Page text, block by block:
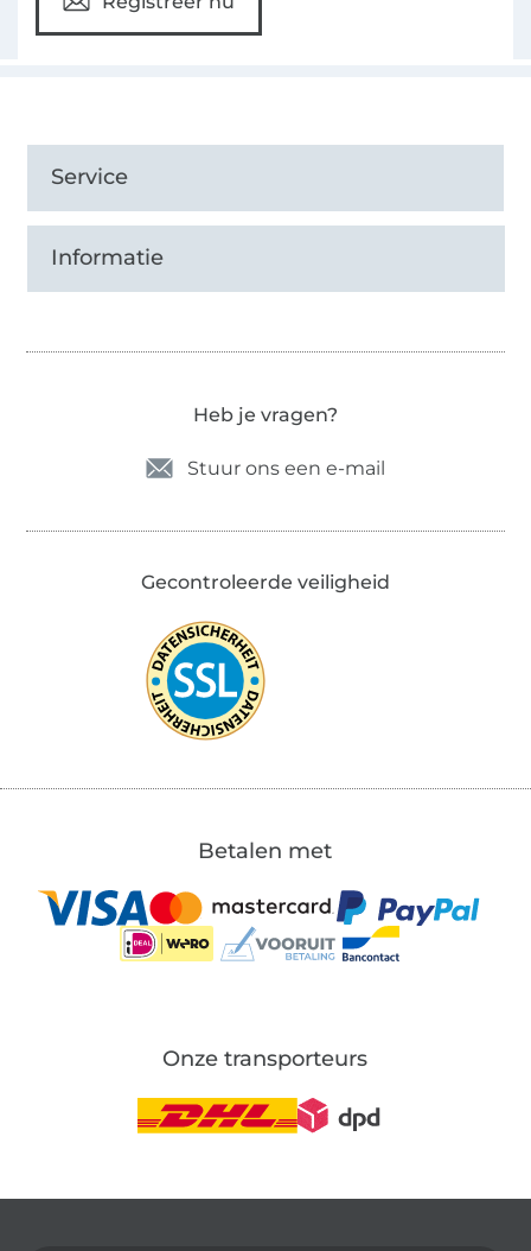
Service
Informatie
Heb je vragen?
Stuur ons een e-mail
Gecontroleerde veiligheid
Betalen met
Onze transporteurs